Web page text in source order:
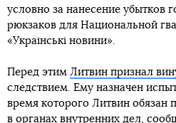
условно за нанесение убытков
рюкзаков для Национальной
«Українські новини».
Перед этим Литвин признал
следствием. Ему назначен
время которого Литвин обязан
в органах внутренних дел,